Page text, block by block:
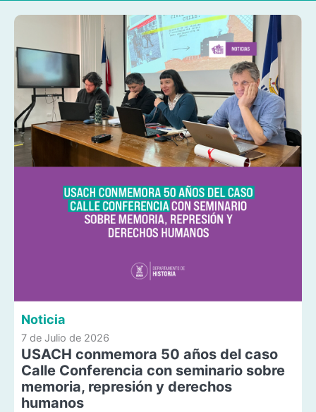
Noticia
7 de Julio de 2026
USACH conmemora 50 años del caso
Calle Conferencia con seminario sobre
memoria, represión y derechos
humanos